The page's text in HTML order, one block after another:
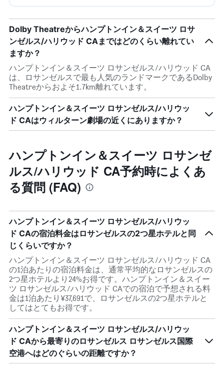
Dolby Theatreからハンプトンイン＆スイーツ ロサ
ンゼルス/ハリウッド CAまではどのくらい離れてい
ますか？
ハンプトンイン＆スイーツ ロサンゼルス/ハリウッド CA
は、ロサンゼルスで最も人気のランドマークであるDolby
Theatreからおよそ1.7km離れています。
ハンプトンイン＆スイーツ ロサンゼルス/ハリウッ
ド CAはウィルターン劇場の近くにありますか？
ハンプトンイン＆スイーツ ロサンゼ
ルス/ハリウッド CA予約時によくあ
る質問 (FAQ)
ハンプトンイン＆スイーツ ロサンゼルス/ハリウッ
ド CAの宿泊料金はロサンゼルスの2つ星ホテルと同
じくらいですか？
ハンプトンイン＆スイーツ ロサンゼルス/ハリウッド CA
の1泊あたりの宿泊料金は、通常平均的なロサンゼルスの
2つ星ホテルより24%お得です。ハンプトンイン＆スイー
ツ ロサンゼルス/ハリウッド CAでの宿泊で予想される料
金は1泊あたり¥37,691で、ロサンゼルスの2つ星ホテルと
してはとてもお得です。
ハンプトンイン＆スイーツ ロサンゼルス/ハリウッ
ド CAから最寄りのロサンゼルス ロサンゼルス国際
空港へはどのぐらいの距離ですか？